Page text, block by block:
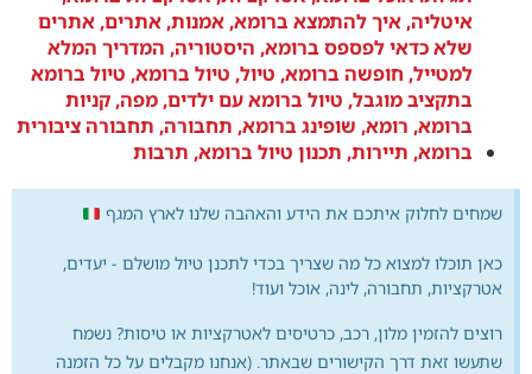
איטליה, איך להתמצא ברומא, אמנות, אתרים, אתרים
שלא כדאי לפספס ברומא, היסטוריה, המדריך המלא
למטייל, חופשה ברומא, טיול, טיול ברומא, טיול ברומא
בתקציב מוגבל, טיול ברומא עם ילדים, מפה, קניות
ברומא, רומא, שופינג ברומא, תחבורה, תחבורה ציבורית
ברומא, תיירות, תכנון טיול ברומא, תרבות
שמחים לחלוק איתכם את הידע והאהבה שלנו לארץ המגף
כאן תוכלו למצוא כל מה שצריך בכדי לתכנן טיול מושלם - יעדים,
אטרקציות, תחבורה, לינה, אוכל ועוד!
רוצים להזמין מלון, רכב, כרטיסים לאטרקציות או טיסות? נשמח
שתעשו זאת דרך הקישורים שבאתר. (אנחנו מקבלים על כל הזמנה